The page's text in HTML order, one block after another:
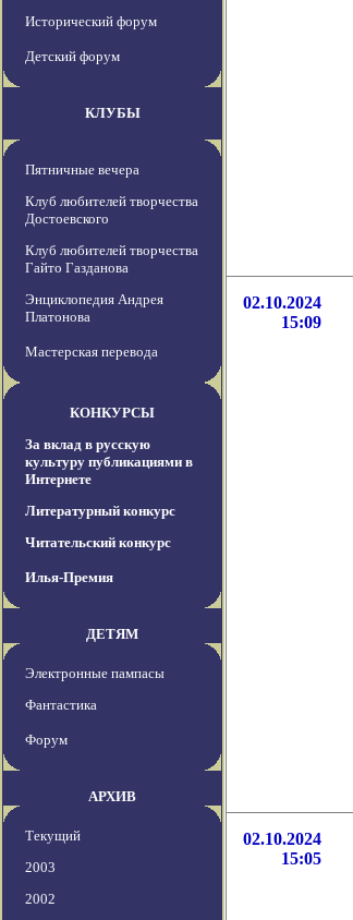
Исторический форум
Детский форум
КЛУБЫ
Пятничные вечера
Клуб любителей творчества
Достоевского
Клуб любителей творчества
Гайто Газданова
Энциклопедия Андрея
Платонова
Мастерская перевода
КОНКУРСЫ
За вклад в русскую
культуру публикациями в
Интернете
Литературный конкурс
Читательский конкурс
Илья-Премия
ДЕТЯМ
Электронные пампасы
Фантастика
Форум
АРХИВ
Текущий
2003
2002
02.10.2024
15:09
02.10.2024
15:05